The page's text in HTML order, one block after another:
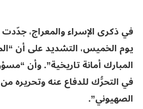
في ذكرى الإسراء والمعراج،
يوم الخميس، التشديد على أن
المبارك أمانة تاريخية”. وأن
في التحرُّك للدفاع عنه وتحريره من
الصهيوني”.